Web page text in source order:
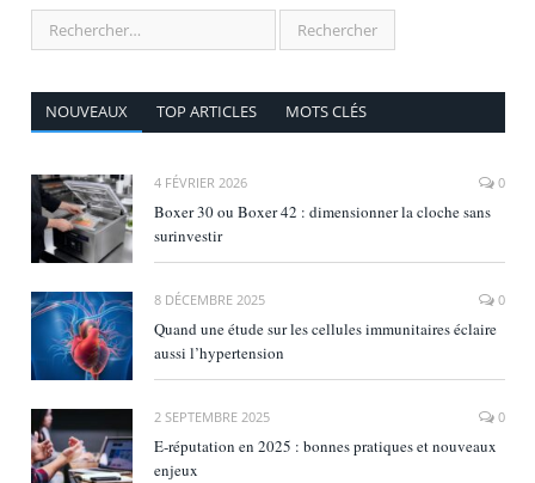
NOUVEAUX TOP ARTICLES MOTS CLÉS
4 FÉVRIER 2026 0
Boxer 30 ou Boxer 42 : dimensionner la cloche sans
surinvestir
8 DÉCEMBRE 2025 0
Quand une étude sur les cellules immunitaires éclaire
aussi l’hypertension
2 SEPTEMBRE 2025 0
E‑réputation en 2025 : bonnes pratiques et nouveaux
enjeux